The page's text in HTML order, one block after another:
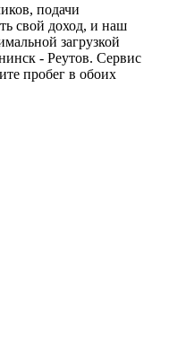
подачи
свой доход, и наш
загрузкой
- Реутов. Сервис
пробег в обоих